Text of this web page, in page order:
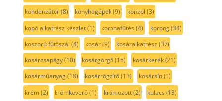
kondenzátor(8) konyhagépek(9) konzol (3)
kopó alkatrész készlet(1) koronafűtés (4) korong(34)
koszorú fűtőszál (4) kosár(9) kosáralkatrész (37)
kosárcsapágy(10) kosárgörgő(15) kosárkerék(21)
kosárműanyag(18) kosárrögzítő(13) kosársín(1)
krém(2) krémkeverő(1) krómozott(2) kulacs (13)